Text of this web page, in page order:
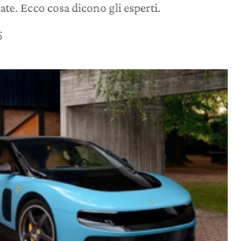
Ecco cosa dicono gli esperti.